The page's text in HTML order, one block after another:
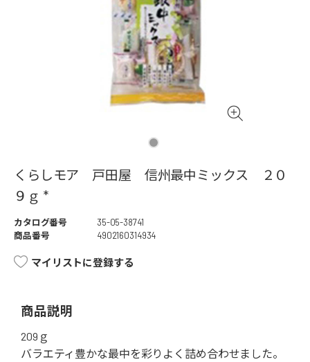
くらしモア 戸田屋 信州最中ミックス ２０
９ｇ *
カタログ番号
35-05-38741
商品番号
4902160314934
マイリストに登録する
商品説明
209ｇ
バラエティ豊かな最中を彩りよく詰め合わせました。